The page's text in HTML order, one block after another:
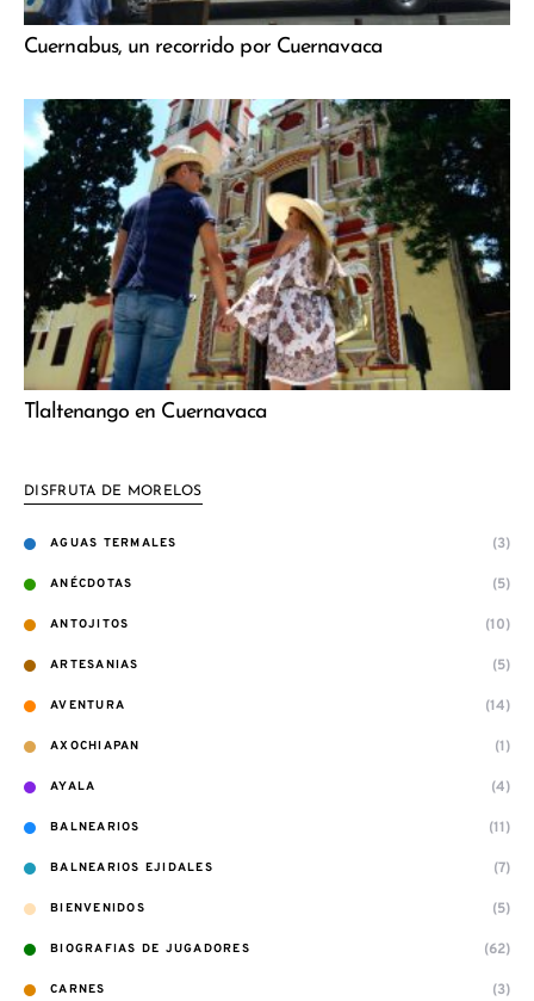
Cuernabus, un recorrido por Cuernavaca
Tlaltenango en Cuernavaca
DISFRUTA DE MORELOS
AGUAS TERMALES (3)
ANÉCDOTAS (5)
ANTOJITOS (10)
ARTESANIAS (5)
AVENTURA (14)
AXOCHIAPAN (1)
AYALA (4)
BALNEARIOS (11)
BALNEARIOS EJIDALES (7)
BIENVENIDOS (5)
BIOGRAFIAS DE JUGADORES (62)
CARNES (3)